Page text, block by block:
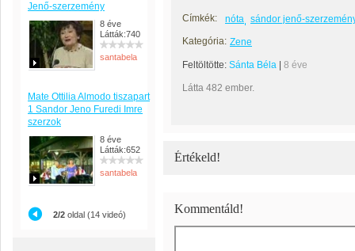
Jenő-szerzemény
8 éve
Látták:740
santabela
Mate Ottilia Almodo tiszapart
1 Sandor Jeno Furedi Imre
szerzok
8 éve
Látták:652
santabela
2/2 oldal (14 videó)
Címkék: nóta sándor jenő-
Kategória: Zene
Feltöltötte: Sánta Béla 8 éve
Látta 482 ember.
Értékeld!
Kommentáld!